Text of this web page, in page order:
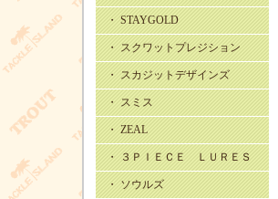
・ STAYGOLD
・ スクワットプレジション
・ スカジットデザインズ
・ スミス
・ ZEAL
・ ３ＰＩＥＣＥ ＬＵＲＥＳ
・ ソウルズ